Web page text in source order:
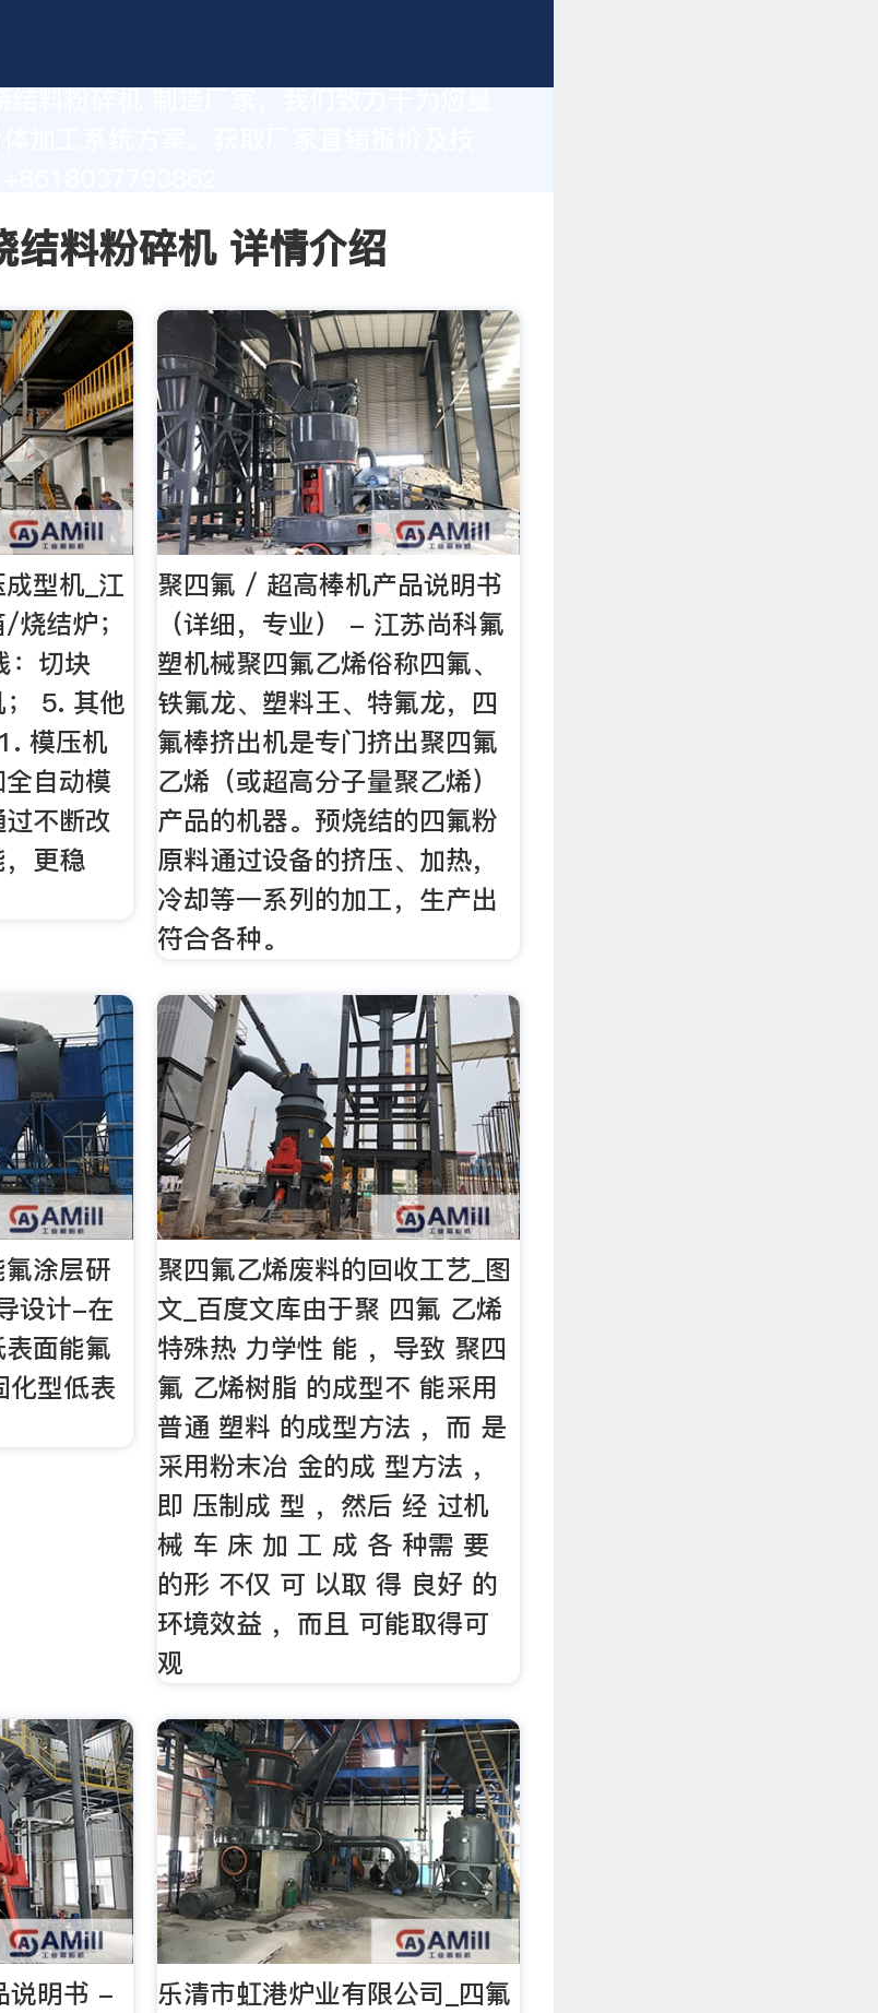
加工系统方案。获取厂家直销报价及技
结料粉碎机 详情介绍
型机_江
结炉；
：切块
5. 其他
模压机
自动模
不断改
更稳
聚四氟 / 超高棒机产品说明书
（详细，专业） - 江苏尚科氟
塑机械聚四氟乙烯俗称四氟、
铁氟龙、塑料王、特氟龙，四
氟棒挤出机是专门挤出聚四氟
乙烯（或超高分子量聚乙烯）
产品的机器。预烧结的四氟粉
原料通过设备的挤压、加热，
冷却等一系列的加工，生产出
符合各种。
涂层研
设计-在
面能氟
型低表
聚四氟乙烯废料的回收工艺_图
文_百度文库由于聚 四氟 乙烯
特殊热 力学性 能 ，导致 聚四
氟 乙烯树脂 的成型不 能采用
普通 塑料 的成型方法 ，而 是
采用粉末冶 金的成 型方法 ，
即 压制成 型 ，然后 经 过机
械 车 床 加 工 成 各 种需 要
的形 不仅 可 以取 得 良好 的
环境效益 ，而且 可能取得可
观
说明书 -
乐清市虹港炉业有限公司_四氟